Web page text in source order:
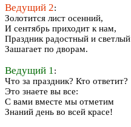
Ведущий 2:
Золотится лист осенний,
И сентябрь приходит к нам,
Праздник радостный и светлый
Зашагает по дворам.
Ведущий 1:
Что за праздник? Кто ответит?
Это знаете вы все:
С вами вместе мы отметим
Знаний день во всей красе!